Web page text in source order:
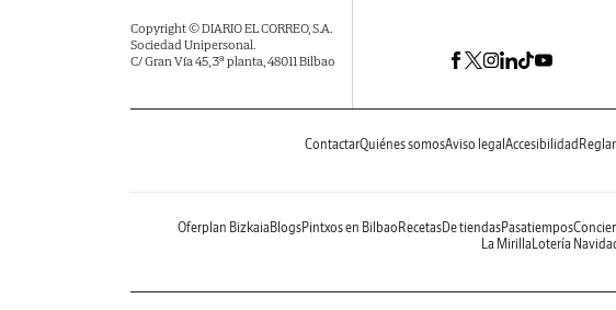
Copyright © DIARIO EL CORREO, S.A.
Sociedad Unipersonal.
C/ Gran Vía 45, 3ª planta, 48011 Bilbao
ContactarQuiénes somosAviso legal Accesibilidad
Oferplan Bizkaia BlogsPintxos en Bilbao RecetasDe tiendasPasatiempos
La Mirilla Lotería